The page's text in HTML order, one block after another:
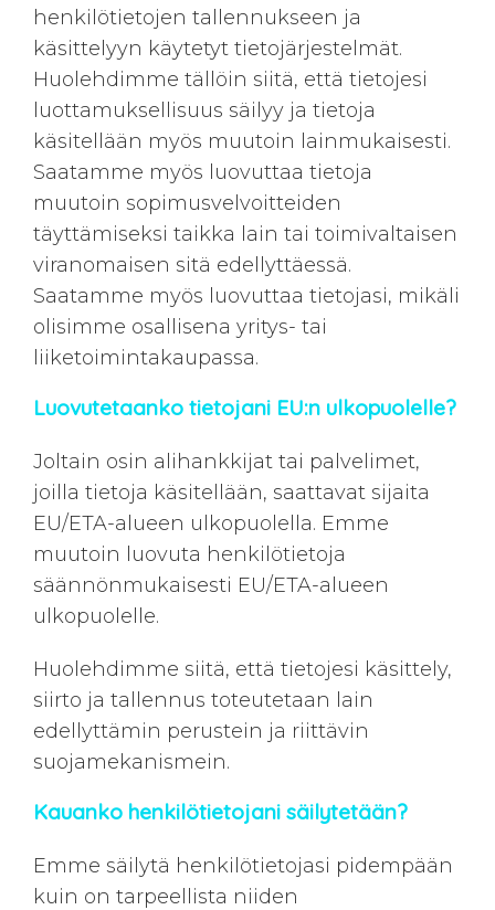
henkilötietojen tallennukseen ja
käsittelyyn käytetyt tietojärjestelmät.
Huolehdimme tällöin siitä, että tietojesi
luottamuksellisuus säilyy ja tietoja
käsitellään myös muutoin lainmukaisesti.
Saatamme myös luovuttaa tietoja
muutoin sopimusvelvoitteiden
täyttämiseksi taikka lain tai toimivaltaisen
viranomaisen sitä edellyttäessä.
Saatamme myös luovuttaa tietojasi, mikäli
olisimme osallisena yritys- tai
liiketoimintakaupassa.
Luovutetaanko tietojani EU:n ulkopuolelle?
Joltain osin alihankkijat tai palvelimet,
joilla tietoja käsitellään, saattavat sijaita
EU/ETA-alueen ulkopuolella. Emme
muutoin luovuta henkilötietoja
säännönmukaisesti EU/ETA-alueen
ulkopuolelle.
Huolehdimme siitä, että tietojesi käsittely,
siirto ja tallennus toteutetaan lain
edellyttämin perustein ja riittävin
suojamekanismein.
Kauanko henkilötietojani säilytetään?
Emme säilytä henkilötietojasi pidempään
kuin on tarpeellista niiden